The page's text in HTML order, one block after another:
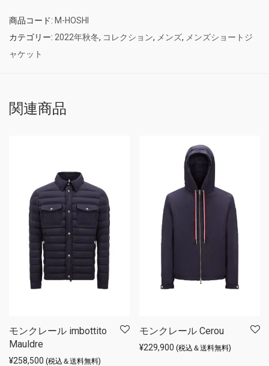
商品コード: M-HOSHI
カテゴリー: 2022年秋冬, コレクション, メンズ, メンズショートジ
ャケット
関連商品
モンクレール imbottito
Mauldre
¥258,500 (税込＆送料無料)
モンクレール Cerou
¥229,900 (税込＆送料無料)